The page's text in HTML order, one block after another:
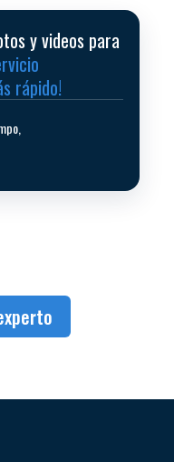
y videos para
rápido!